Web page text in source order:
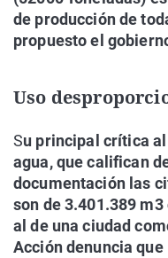
de producción de
propuesto el
Uso
Su principal crítica
agua, que califican
documentación las
son de 3.401.389
al de una ciudad
Acción denuncia